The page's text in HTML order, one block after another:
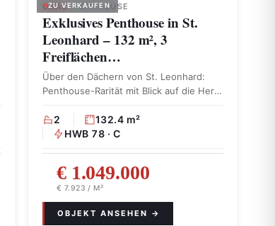
ZU VERKAUFEN
GRAZ· PENTHOUSE
Exklusives Penthouse in St.
Leonhard – 132 m², 3
Freiflächen…
Über den Dächern von St. Leonhard:
Penthouse-Rarität mit Blick auf die Herz-
2
132.4 m²
HWB 78 · C
€ 1.049.000
€ 7.923 / M²